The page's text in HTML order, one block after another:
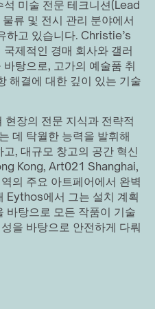
미술 전문 테크니션(Lead
류 및 전시 관리 분야에서
하고 있습니다. Christie’s
제적인 경매 회사와 갤러
탕으로, 고가의 예술품 취
해결에 대한 깊이 있는 기술
장의 전문 지식과 전략적
데 탁월한 능력을 발휘해
, 대규모 창고의 공간 혁신
Kong, Art021 Shanghai,
의 주요 아트페어에서 완벽
Eythos에서 그는 설치 계획
바탕으로 모든 작품이 기술
을 바탕으로 안전하게 다뤄